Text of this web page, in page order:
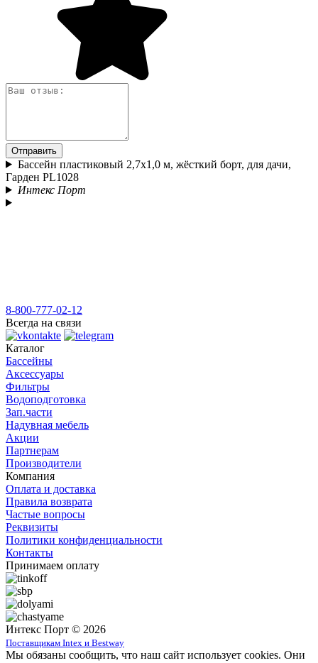
Отправить
Бассейн пластиковый 2,7х1,0 м, жёсткий борт, для дачи,
Гарден PL1028
Интекс Порт
8-800-777-02-12
Всегда на связи
Каталог
Бассейны
Аксессуары
Фильтры
Водоподготовка
Зап.части
Надувная мебель
Акции
Партнерам
Производители
Компания
Оплата и доставка
Правила возврата
Частые вопросы
Реквизиты
Политики конфиденциальности
Контакты
Принимаем оплату
Интекс Порт © 2026
Поставщикам Intex и Bestway
Мы обязаны сообщить, что наш сайт использует cookies. Они